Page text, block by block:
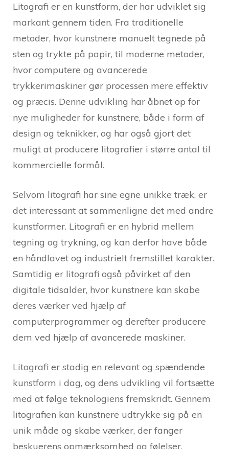
Litografi er en kunstform, der har udviklet sig
markant gennem tiden. Fra traditionelle
metoder, hvor kunstnere manuelt tegnede på
sten og trykte på papir, til moderne metoder,
hvor computere og avancerede
trykkerimaskiner gør processen mere effektiv
og præcis. Denne udvikling har åbnet op for
nye muligheder for kunstnere, både i form af
design og teknikker, og har også gjort det
muligt at producere litografier i større antal til
kommercielle formål.
Selvom litografi har sine egne unikke træk, er
det interessant at sammenligne det med andre
kunstformer. Litografi er en hybrid mellem
tegning og trykning, og kan derfor have både
en håndlavet og industrielt fremstillet karakter.
Samtidig er litografi også påvirket af den
digitale tidsalder, hvor kunstnere kan skabe
deres værker ved hjælp af
computerprogrammer og derefter producere
dem ved hjælp af avancerede maskiner.
Litografi er stadig en relevant og spændende
kunstform i dag, og dens udvikling vil fortsætte
med at følge teknologiens fremskridt. Gennem
litografien kan kunstnere udtrykke sig på en
unik måde og skabe værker, der fanger
beskuerens opmærksomhed og følelser.